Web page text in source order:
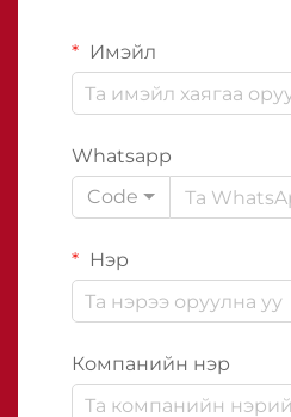
Имэйл
Whatsapp
Code
Нэр
Компанийн нэр